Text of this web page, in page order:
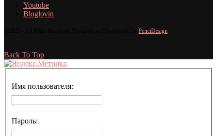
Youtube
Bloglovin
PenciDesign
Back To Top
Имя пользователя:
Пароль: